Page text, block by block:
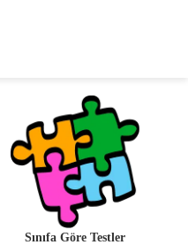
Sınıfa Göre Testler